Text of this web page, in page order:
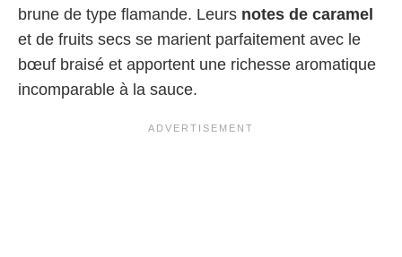
brune de type flamande. Leurs notes de caramel
et de fruits secs se marient parfaitement avec le
bœuf braisé et apportent une richesse aromatique
incomparable à la sauce.